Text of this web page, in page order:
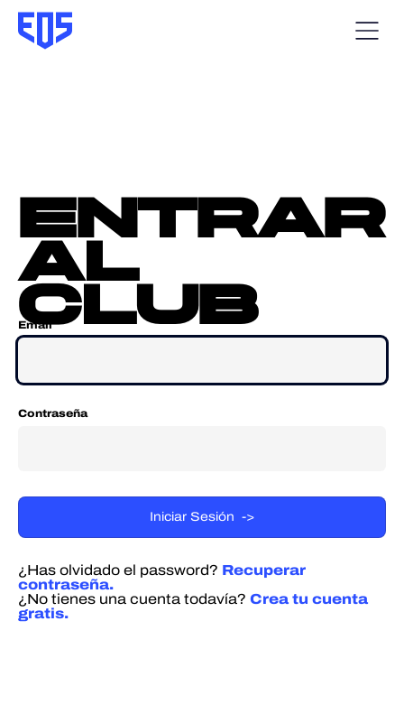
entrar
al
club
Email
Contraseña
¿Has olvidado el password? Recuperar
contraseña.
¿No tienes una cuenta todavía? Crea tu cuenta
gratis.